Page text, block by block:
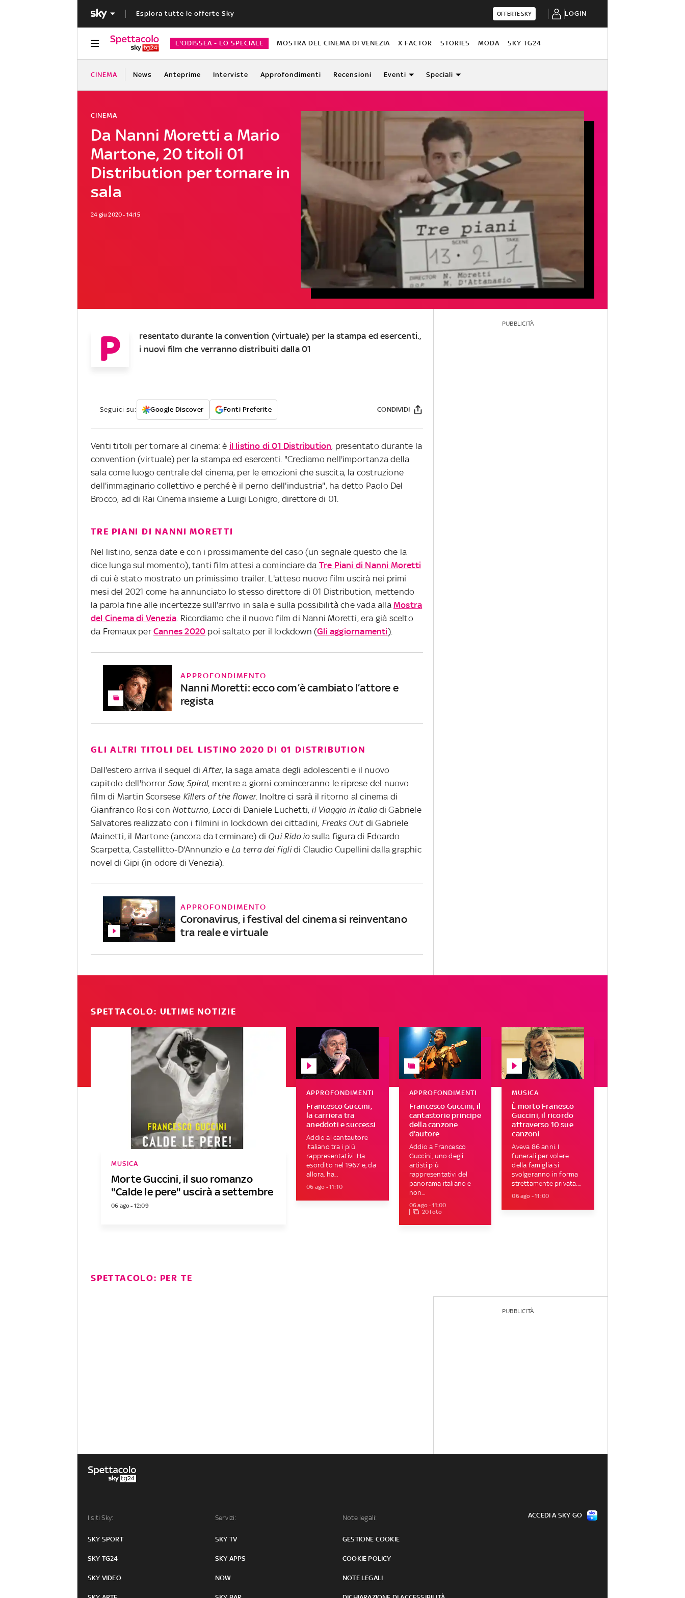
Esplora tutte le offerte Sky OFFERTE SKY LOGIN
L'ODISSEA - LO SPECIALE MOSTRA DEL CINEMA DI VENEZIA X FACTOR STORIES MODA SKY TG24
CINEMA News Anteprime Interviste Approfondimenti Recensioni Eventi Speciali
Da Nanni Moretti a Mario
Martone, 20 titoli 01
Distribution per tornare in
sala
CINEMA
24 giu 2020 - 14:15
P
resentato durante la convention (virtuale) per la stampa ed esercenti.,
i nuovi film che verranno distribuiti dalla 01
Seguici su: Google Discover Fonti Preferite CONDIVIDI
Venti titoli per tornare al cinema: è il listino di 01 Distribution, presentato durante la
convention (virtuale) per la stampa ed esercenti. "Crediamo nell'importanza della
sala come luogo centrale del cinema, per le emozioni che suscita, la costruzione
dell'immaginario collettivo e perché è il perno dell'industria", ha detto Paolo Del
Brocco, ad di Rai Cinema insieme a Luigi Lonigro, direttore di 01.
TRE PIANI DI NANNI MORETTI
Nel listino, senza date e con i prossimamente del caso (un segnale questo che la
dice lunga sul momento), tanti film attesi a cominciare da Tre Piani di Nanni Moretti
di cui è stato mostrato un primissimo trailer. L'atteso nuovo film uscirà nei primi
mesi del 2021 come ha annunciato lo stesso direttore di 01 Distribution, mettendo
la parola fine alle incertezze sull'arrivo in sala e sulla possibilità che vada allaMostra
del Cinema di Venezia . Ricordiamo che il nuovo film di Nanni Moretti, era già scelto
da Fremaux per Cannes 2020 poi saltato per il lockdown (Gli aggiornamenti).
APPROFONDIMENTO
Nanni Moretti: ecco com’è cambiato l’attore e
regista
GLI ALTRI TITOLI DEL LISTINO 2020 DI 01 DISTRIBUTION
Dall'estero arriva il sequel diAfter, la saga amata degli adolescenti e il nuovo
capitolo dell'horrorSaw, Spiral, mentre a giorni cominceranno le riprese del nuovo
film di Martin Scorsese Killers of the flower. Inoltre ci sarà il ritorno al cinema di
Gianfranco Rosi con Notturno, Laccidi Daniele Luchetti, il Viaggio in Italiadi Gabriele
Salvatores realizzato con i filmini in lockdown dei cittadini, Freaks Outdi Gabriele
Mainetti, il Martone (ancora da terminare) di Qui Rido iosulla figura di Edoardo
Scarpetta, Castellitto-D'Annunzio e La terra dei figlidi Claudio Cupellini dalla graphic
novel di Gipi (in odore di Venezia).
APPROFONDIMENTO
Coronavirus, i festival del cinema si reinventano
tra reale e virtuale
PUBBLICITÀ
SPETTACOLO: ULTIME NOTIZIE
Morte Guccini, il suo romanzo
"Calde le pere" uscirà a settembre
MUSICA
06 ago - 12:09
Francesco Guccini,
la carriera tra
aneddoti e successi
APPROFONDIMENTI
Addio al cantautore
italiano tra i più
rappresentativi. Ha
esordito nel 1967 e, da
allora, ha...
06 ago - 11:10
Francesco Guccini, il
cantastorie principe
della canzone
d'autore
APPROFONDIMENTI
Addio a Francesco
Guccini, uno degli
artisti più
rappresentativi del
panorama italiano e
non...
06 ago - 11:00
20 foto
È morto Franesco
Guccini, il ricordo
attraverso 10 sue
canzoni
MUSICA
Aveva 86 anni. I
funerali per volere
della famiglia si
svolgeranno in forma
strettamente privata....
06 ago - 11:00
SPETTACOLO: PER TE
PUBBLICITÀ
I siti Sky:
SKY SPORT
SKY TG24
SKY VIDEO
Servizi:
SKY TV
SKY APPS
NOW
Note legali:
GESTIONE COOKIE
COOKIE POLICY
NOTE LEGALI
ACCEDI A SKY GO